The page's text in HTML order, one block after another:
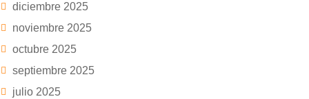
diciembre 2025
noviembre 2025
octubre 2025
septiembre 2025
julio 2025